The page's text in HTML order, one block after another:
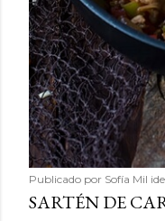
Publicado por Sofía Mil
SARTÉN DE